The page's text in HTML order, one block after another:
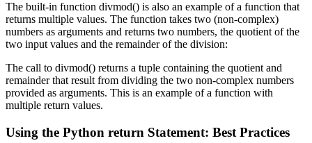
The built-in function divmod() is also an example of a function that
returns multiple values. The function takes two (non-complex)
numbers as arguments and returns two numbers, the quotient of the
two input values and the remainder of the division:
The call to divmod() returns a tuple containing the quotient and
remainder that result from dividing the two non-complex numbers
provided as arguments. This is an example of a function with
multiple return values.
Using the Python return Statement: Best Practices